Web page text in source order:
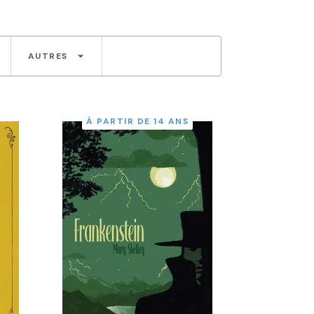
AUTRES arrow_drop_down
À PARTIR DE 14 ANS